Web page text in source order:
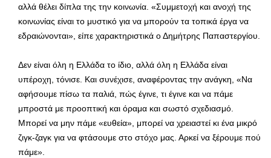
αλλά θέλει δίπλα της την κοινωνία. «Συμμετοχή και ανοχή της
κοινωνίας είναι το μυστικό για να μπορούν τα τοπικά έργα να
εδραιώνονται», είπε χαρακτηριστικά ο Δημήτρης Παπαστεργίου.
Δεν είναι όλη η Ελλάδα το ίδιο, αλλά όλη η Ελλάδα είναι
υπέροχη, τόνισε. Και συνέχισε, αναφέροντας την ανάγκη, «Να
αφήσουμε πίσω τα παλιά, πώς έγινε, τι έγινε και να πάμε
μπροστά με προοπτική και όραμα και σωστό σχεδιασμό.
Μπορεί να μην πάμε «ευθεία», μπορεί να χρειαστεί κι ένα μικρό
ζιγκ-ζαγκ για να φτάσουμε στο στόχο μας. Αρκεί να ξέρουμε πού
πάμε».